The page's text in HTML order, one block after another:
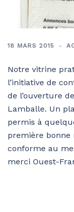
18 MARS 2015
Notre vitrine
l’initiative de
de l’ouverture
Lamballe. Un
permis à
première bonne
conforme au
merci Ouest-